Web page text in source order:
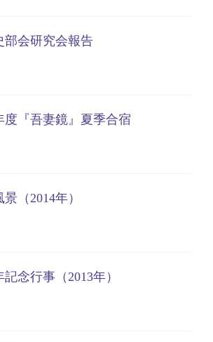
部会研究会報告
度『吾妻鏡』夏季合宿
（2014年）
記念行事（2013年）